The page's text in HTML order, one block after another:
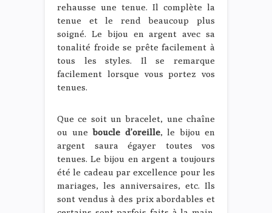
rehausse une tenue. Il complète la
tenue et le rend beaucoup plus
soigné. Le bijou en argent avec sa
tonalité froide se prête facilement à
tous les styles. Il se remarque
facilement lorsque vous portez vos
tenues.
Que ce soit un bracelet, une chaîne
ou une boucle d’oreille, le bijou en
argent saura égayer toutes vos
tenues. Le bijou en argent a toujours
été le cadeau par excellence pour les
mariages, les anniversaires, etc. Ils
sont vendus à des prix abordables et